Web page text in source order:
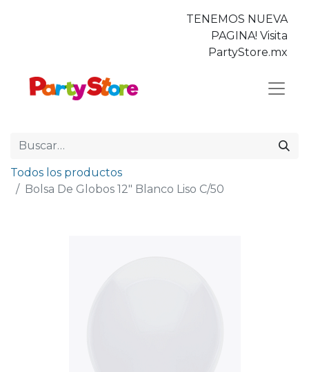
TENEMOS NUEVA
PAGINA! Visita
PartyStore.mx
Todos los productos
Bolsa De Globos 12" Blanco Liso C/50